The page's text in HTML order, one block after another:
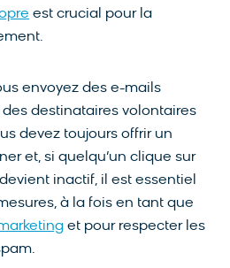
est crucial pour la
envoyez des e-mails
destinataires volontaires
devez toujours offrir un
et, si quelqu’un clique sur
inactif, il est essentiel
à la fois en tant que
et pour respecter les